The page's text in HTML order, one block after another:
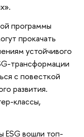
программы
прокачать
устойчивого
трансформации
с повесткой
развития.
классы,
ESG вошли топ-